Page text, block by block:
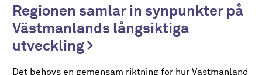
Regionen samlar in synpunkter på
Västmanlands långsiktiga
utveckling
Det behövs en gemensam riktning för hur Västmanland